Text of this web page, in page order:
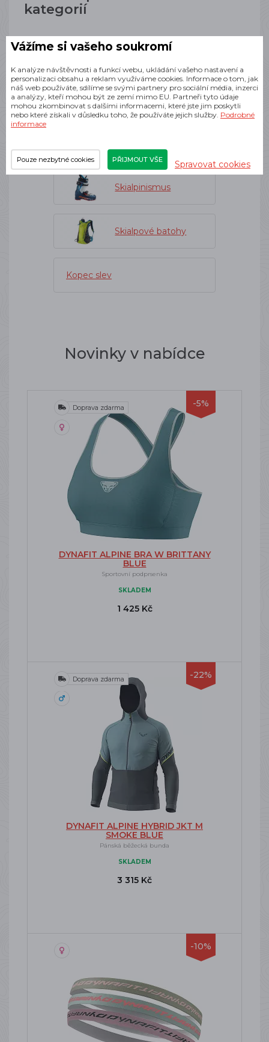
kategorií
Dynafit
Skialpinismus
Skialpové batohy
Kopec slev
Novinky v nabídce
-5%
Doprava zdarma
DYNAFIT ALPINE BRA W BRITTANY
BLUE
Sportovní podprsenka
SKLADEM
1 425 Kč
-22%
Doprava zdarma
DYNAFIT ALPINE HYBRID JKT M
SMOKE BLUE
Pánská běžecká bunda
SKLADEM
3 315 Kč
-10%
Vážíme si vašeho soukromí
K analýze návštěvnosti a funkcí webu, ukládání vašeho nastavení a
personalizaci obsahu a reklam využíváme cookies. Informace o tom, jak
náš web používáte, sdílíme se svými partnery pro sociální média, inzerci
a analýzy, kteří mohou být ze zemí mimo EU. Partneři tyto údaje
mohou zkombinovat s dalšími informacemi, které jste jim poskytli
nebo které získali v důsledku toho, že používáte jejich služby. Podrobné
informace
Pouze nezbytné cookies PŘIJMOUT VŠE Spravovat cookies